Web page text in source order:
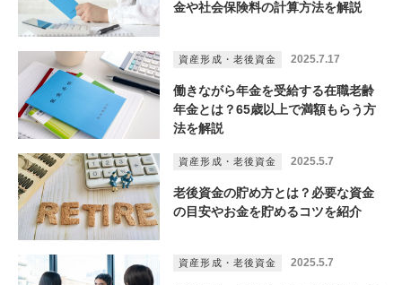
金や社会保険料の計算方法を解説
資産形成・老後資金 2025.7.17
働きながら年金を受給する在職老齢
年金とは？65歳以上で満額もらう方
法を解説
資産形成・老後資金 2025.5.7
老後資金の貯め方とは？必要な資金
の目安やお金を貯めるコツを紹介
資産形成・老後資金 2025.5.7